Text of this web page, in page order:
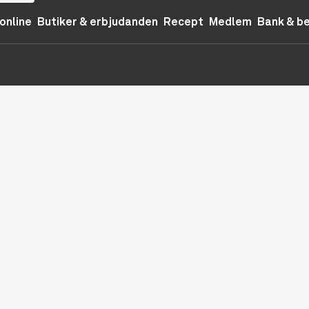
Butiker & erbjudanden Recept Medlem Bank &